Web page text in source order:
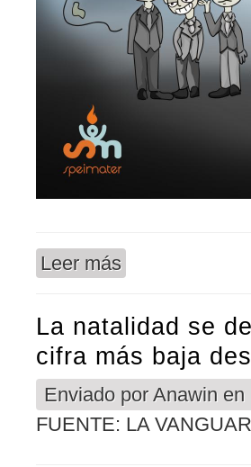
Leer más
La natalidad se
cifra más baja
Enviado porAnawin en
FUENTE: LA